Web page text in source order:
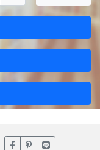
臉書分享(另開新視窗)
噗浪分享(另開新
Line分享(另